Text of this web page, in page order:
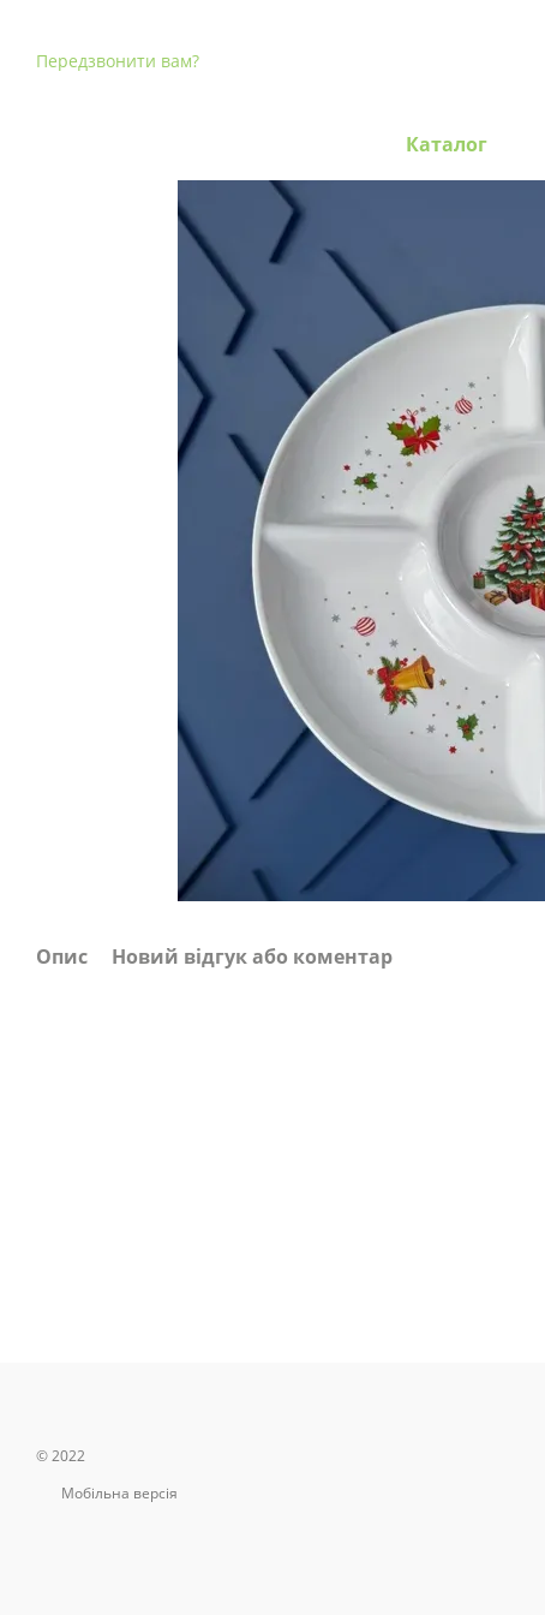
Передзвонити вам?
Каталог
Опис Новий відгук або коментар
© 2022
Мобільна версія